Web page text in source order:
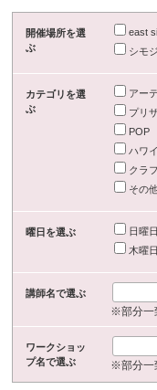
開催場所を選
ぶ
east
シモ
カテゴリを選
ぶ
アー
プリ
POP
ハワ
クラ
その
曜日を選ぶ 日曜日
木曜日
講師名で選ぶ
※部分一
ワークショッ
プ名で選ぶ
※部分一